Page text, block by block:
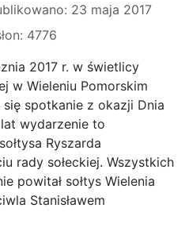
23 maja 2017
4776
2017 r. w świetlicy
w Wieleniu Pomorskim
się spotkanie z okazji Dnia
wydarzenie to
Ryszarda
rady sołeckiej. Wszystkich
powitał sołtys Wielenia
Stanisławem